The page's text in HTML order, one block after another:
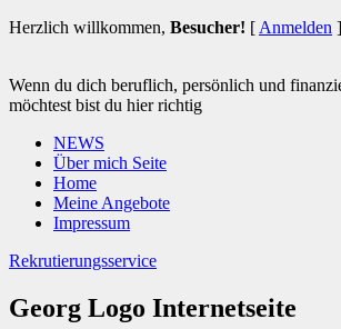
Herzlich willkommen, Besucher! [ Anmelden ]
Wenn du dich beruflich, persönlich und
möchtest bist du hier richtig
NEWS
Über mich Seite
Home
Meine Angebote
Impressum
Rekrutierungsservice
Georg Logo Internetseite